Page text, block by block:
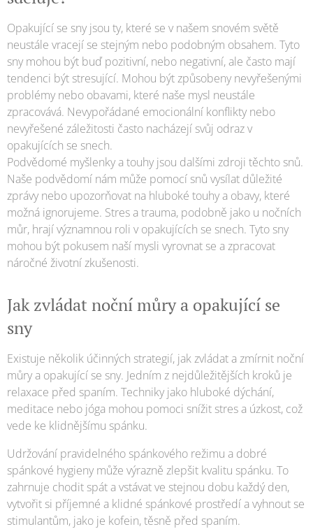
Opakující se sny jsou ty, které se v našem snovém světě
neustále vracejí se stejným nebo podobným obsahem. Tyto
sny mohou být buď pozitivní, nebo negativní, ale často mají
tendenci být stresující. Mohou být způsobeny nevyřešenými
problémy nebo obavami, které naše mysl neustále
zpracovává. Nevypořádané emocionální konflikty nebo
nevyřešené záležitosti často nacházejí svůj odraz v
opakujících se snech.
Podvědomé myšlenky a touhy jsou dalšími zdroji těchto snů.
Naše podvědomí nám může pomocí snů vysílat důležité
zprávy nebo upozorňovat na hluboké touhy a obavy, které
možná ignorujeme. Stres a trauma, podobně jako u nočních
můr, hrají významnou roli v opakujících se snech. Tyto sny
mohou být pokusem naší mysli vyrovnat se a zpracovat
náročné životní zkušenosti.
Jak zvládat noční můry a opakující se
sny
Existuje několik účinných strategií, jak zvládat a zmírnit noční
můry a opakující se sny. Jedním z nejdůležitějších kroků je
relaxace před spaním. Techniky jako hluboké dýchání,
meditace nebo jóga mohou pomoci snížit stres a úzkost, což
vede ke klidnějšímu spánku.
Udržování pravidelného spánkového režimu a dobré
spánkové hygieny může výrazně zlepšit kvalitu spánku. To
zahrnuje chodit spát a vstávat ve stejnou dobu každý den,
vytvořit si příjemné a klidné spánkové prostředí a vyhnout se
stimulantům, jako je kofein, těsně před spaním.